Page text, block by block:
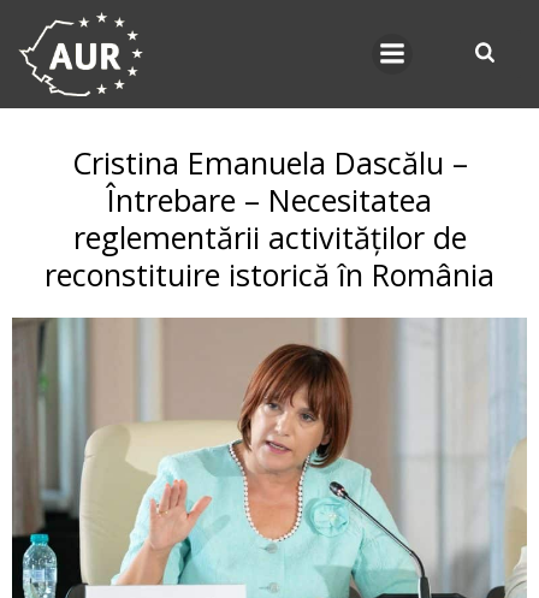
Cristina Emanuela Dascălu –
Întrebare – Necesitatea
reglementării activităților de
reconstituire istorică în România